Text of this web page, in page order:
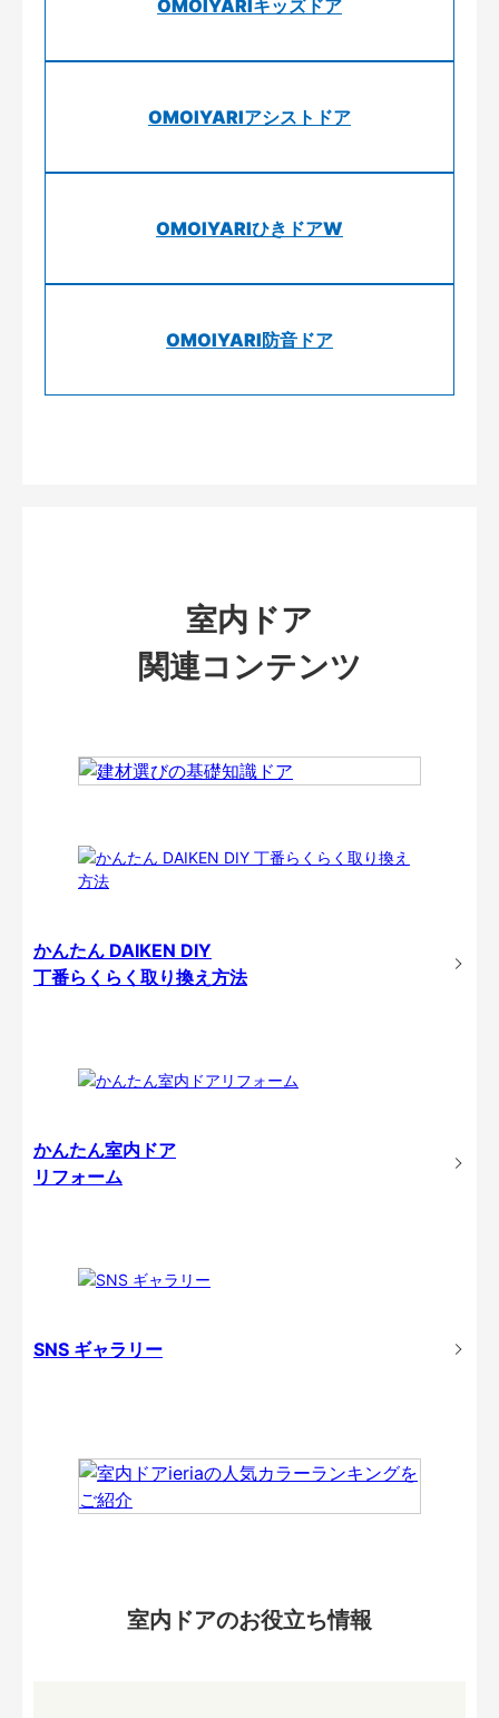
OMOIYARIキッズドア
OMOIYARIアシストドア
OMOIYARIひきドアW
OMOIYARI防音ドア
室内ドア
関連コンテンツ
かんたん DAIKEN DIY
丁番らくらく取り換え方法
かんたん室内ドア
リフォーム
SNS ギャラリー
室内ドアのお役立ち情報